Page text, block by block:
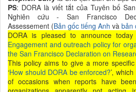
PS: DORA là viết tắt của Tuyên bố
Nghiên cứu - San Francisco
Assessement (Bản gốc tiếng Anh và bản
DORA is pleased to announce
Engagement and outreach policy for
the San Francisco Declaration on
This policy aims to give a more
‘How should DORA be enforced?’,
of occasions when reports have